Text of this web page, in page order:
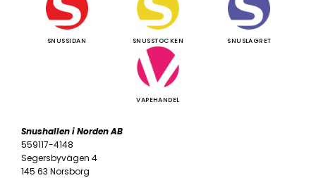
SNUSSIDAN SNUSSTOCKEN SNUSLAGRET
VAPEHANDEL
Snushallen i Norden AB
559117-4148
Segersbyvägen 4
145 63 Norsborg